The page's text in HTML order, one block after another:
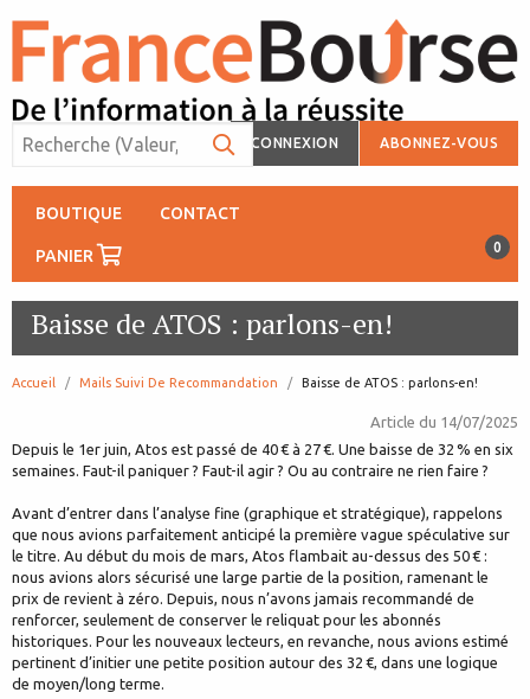
CONNEXION ABONNEZ-VOUS
BOUTIQUE CONTACT
PANIER 0
Baisse de ATOS : parlons-en!
Accueil Mails Suivi De Recommandation page:
Baisse de ATOS : parlons-en!
Article du 14/07/2025
Depuis le 1er juin, Atos est passé de 40 € à 27 €. Une baisse de 32 % en six
semaines. Faut-il paniquer ? Faut-il agir ? Ou au contraire ne rien faire ?
Avant d’entrer dans l’analyse fine (graphique et stratégique), rappelons
que nous avions parfaitement anticipé la première vague spéculative sur
le titre. Au début du mois de mars, Atos flambait au-dessus des 50 € :
nous avions alors sécurisé une large partie de la position, ramenant le
prix de revient à zéro. Depuis, nous n’avons jamais recommandé de
renforcer, seulement de conserver le reliquat pour les abonnés
historiques. Pour les nouveaux lecteurs, en revanche, nous avions estimé
pertinent d’initier une petite position autour des 32 €, dans une logique
de moyen/long terme.